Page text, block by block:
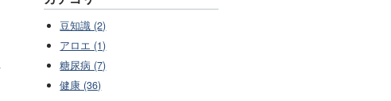
豆知識 (2)
アロエ (1)
糖尿病 (7)
健康 (36)